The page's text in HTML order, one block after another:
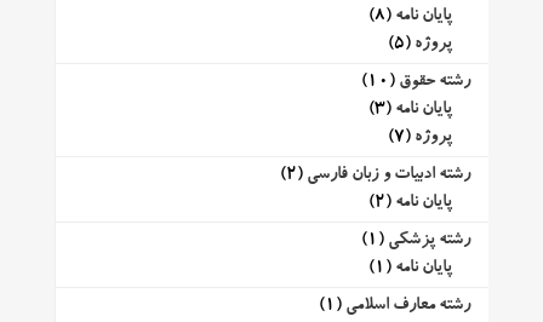
پایان نامه (8)
پروژه (5)
رشته حقوق (10)
پایان نامه (3)
پروژه (7)
رشته ادبیات و زبان فارسی (2)
پایان نامه (2)
رشته پزشکی (1)
پایان نامه (1)
رشته معارف اسلامی (1)